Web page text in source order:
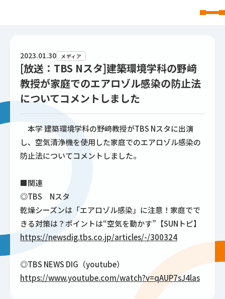
2023.01.30 メディア
[放送：TBS Nスタ]建築環境学科の野﨑
教授が家庭でのエアロゾル感染の防止法
についてコメントしました
本学 建築環境学科の野﨑教授がTBS Nスタに出演
し、空気清浄機を使用した家庭でのエアロゾル感染の
防止法についてコメントしました。
■関連
◎TBS Nスタ
乾燥シーズンは「エアロゾル感染」に注意！家庭でで
きる対策は？ポイントは“空気を動かす”【SUNトピ】
https://newsdig.tbs.co.jp/articles/-/300324
◎TBS NEWS DIG（youtube）
https://www.youtube.com/watch?v=qAUP7sJ4las